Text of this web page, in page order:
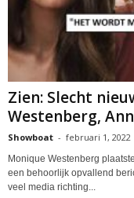
Zien: Slecht
Westenberg,
Showboat - februari 1, 2022
Monique Westenberg
een behoorlijk opvallend
veel media richting...